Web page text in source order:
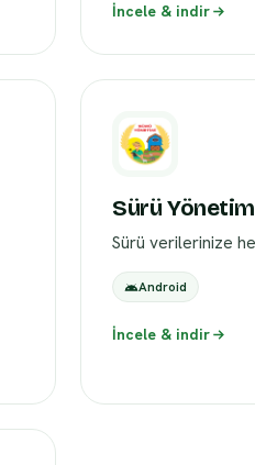
İncele & indir
Sürü
Sürü verilerinize
Android
İncele & indir